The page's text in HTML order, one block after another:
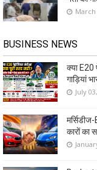
March
BUSINESS NEWS
क्या E20
गाड़ियां
July
कारों का